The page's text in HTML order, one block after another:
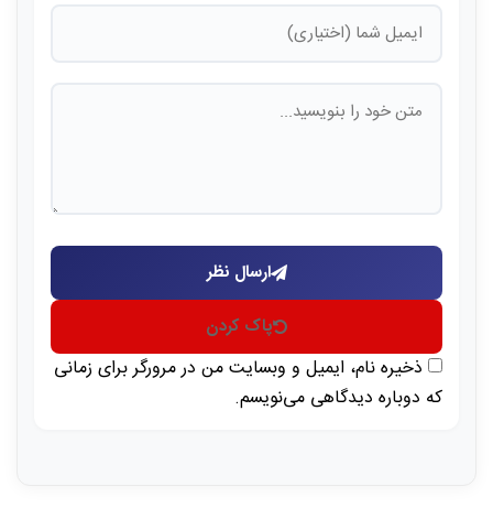
ارسال نظر
پاک کردن
ذخیره نام، ایمیل و وبسایت من در مرورگر برای زمانی
که دوباره دیدگاهی می‌نویسم.